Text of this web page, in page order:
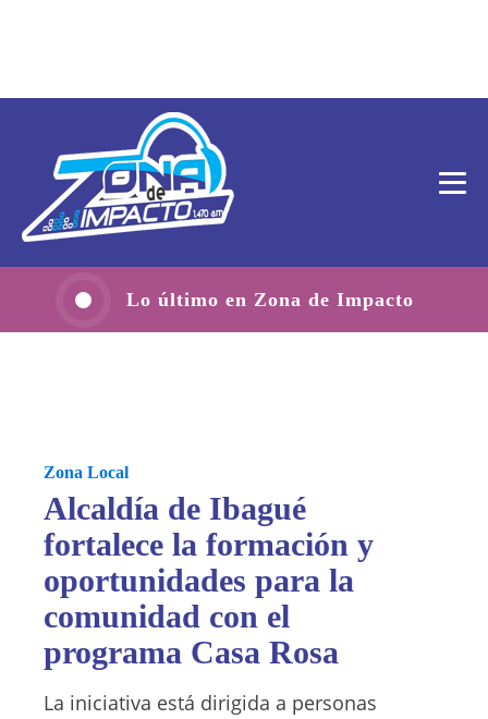
Lo último en Zona de Impacto
Zona Local
Alcaldía de Ibagué
fortalece la formación y
oportunidades para la
comunidad con el
programa Casa Rosa
La iniciativa está dirigida a personas